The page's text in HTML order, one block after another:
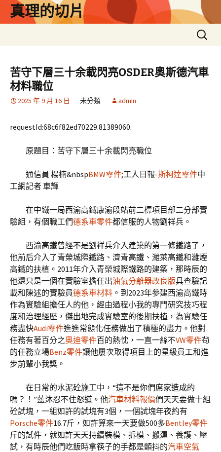
真理的切片
搜
尋
鍵
字:
苦守下層三十余載閃亮OSDER奧斯德汽車
材料職位
2025 年 9 月 16 日 未分類 admin
requestId:68c6f82ed70229.81389060.
原題目：苦守下層三十余載閃亮職位
通信員 楊楠&nbspBMW零件;工人日報-斯柯達零件中
工網記者 車輝
在中鐵一局西渝高鐵康渝段站前二標項目部二分部實
驗組，有個職工們德系車零件都信服的人物劉祥兵。
西渝高鐵曾經不是劉祥兵介入建築的第一條鐵路了，
他前后介入了青榮城際鐵路、濟青高鐵、濰萊高鐵和濰煙
高鐵的扶植。2011年介入青榮城際鐵路的建築，那時辰的
他還只是一個在實驗室擔任出油氣分離器改良版具查驗記
載和陳述的實驗員德系車材料 。到2023年參建西渝高鐵時
作為實驗組擔任人的他，經由過程小我的專門研究技巧程
度和治理經歷，傑出地完成實驗室的後期扶植，為實驗任
務盡快Audi零件進進常態化任務做出了積極的盡力。他對
任務有著百分之奧迪零件百的熱忱，一直一絲不VW零件茍
的任務立場Benz零件讓他屢次取得項目上的星級員工和進
步前輩小我獎。
在日常的水泥砼施工中，“這不是你們席家造成的
嗎？！”藍沐忍不住怒道。他汽車材料報價們天天要做十組
砼試塊，一組如許的試塊有3個，一個試塊年夜約有
Porsche零件16.7斤，如許算來一天要做500多Bentley零件
斤的試件，就如許天天持續裝模、拆模、搬運、養護、壓
試，有時辰他們吃飯時拿筷子的手都是顫抖的汽車空氣